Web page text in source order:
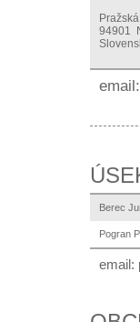
94901
email:
Berec
Pogran
email: